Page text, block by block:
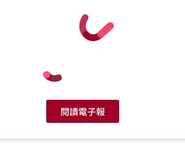
閱讀電子報